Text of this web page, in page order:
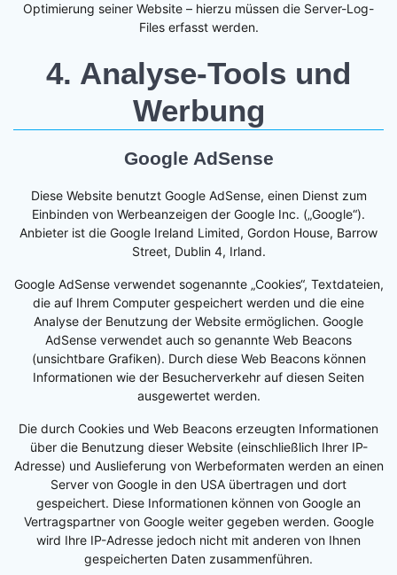
Optimierung seiner Website – hierzu müssen die Server-Log-
Files erfasst werden.
4. Analyse-Tools und
Werbung
Google AdSense
Diese Website benutzt Google AdSense, einen Dienst zum
Einbinden von Werbeanzeigen der Google Inc. („Google“).
Anbieter ist die Google Ireland Limited, Gordon House, Barrow
Street, Dublin 4, Irland.
Google AdSense verwendet sogenannte „Cookies“, Textdateien,
die auf Ihrem Computer gespeichert werden und die eine
Analyse der Benutzung der Website ermöglichen. Google
AdSense verwendet auch so genannte Web Beacons
(unsichtbare Grafiken). Durch diese Web Beacons können
Informationen wie der Besucherverkehr auf diesen Seiten
ausgewertet werden.
Die durch Cookies und Web Beacons erzeugten Informationen
über die Benutzung dieser Website (einschließlich Ihrer IP-
Adresse) und Auslieferung von Werbeformaten werden an einen
Server von Google in den USA übertragen und dort
gespeichert. Diese Informationen können von Google an
Vertragspartner von Google weiter gegeben werden. Google
wird Ihre IP-Adresse jedoch nicht mit anderen von Ihnen
gespeicherten Daten zusammenführen.